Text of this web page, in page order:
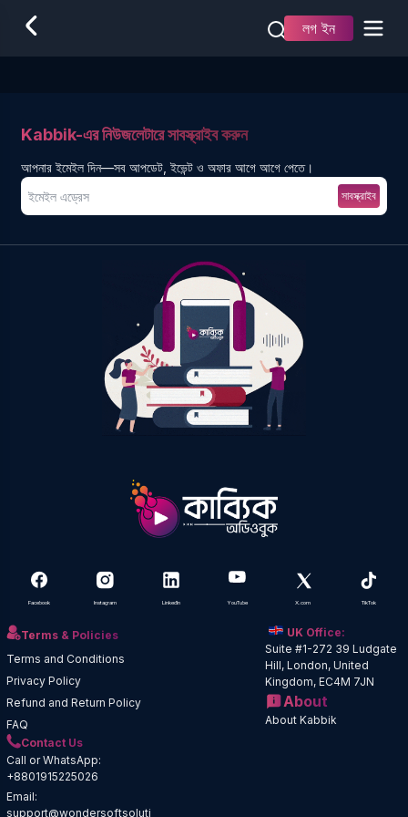
লগ ইন
Kabbik-এর নিউজলেটারে সাবস্ক্রাইব করুন
আপনার ইমেইল দিন—সব আপডেট, ইভেন্ট ও অফার আগে আগে পেতে।
সাবস্ক্রাইব
Facebook Instagram LinkedIn YouTube X.com TikTok
Terms & Policies
Terms and Conditions
Privacy Policy
Refund and Return Policy
FAQ
UK Office:
Suite #1-272 39 Ludgate
Hill, London, United
Kingdom, EC4M 7JN
About
About Kabbik
Contact Us
Call or WhatsApp:
+8801915225026
Email:
support@wondersoftsoluti